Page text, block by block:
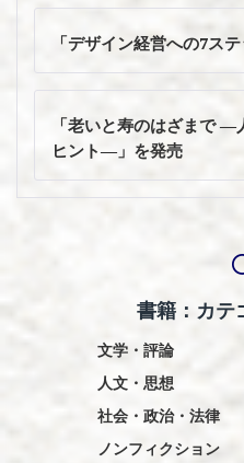
投
ナ
ビ
ー
ョ
「デザイン経営への7ス
「老いと寿のはざまで
ヒント―」を発売
書籍：カテ
文学・評論
人文・思想
社会・政治・法律
ノンフィクション